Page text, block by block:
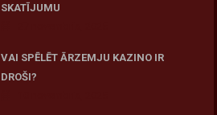
SKATĪJUMU
VAI SPĒLĒT ĀRZEMJU KAZINO IR
DROŠI?